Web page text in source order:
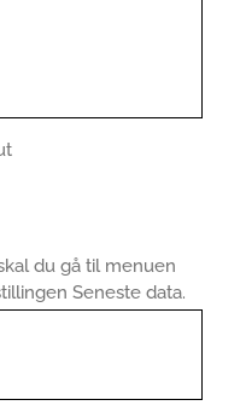
du gå til menuen
Seneste data.